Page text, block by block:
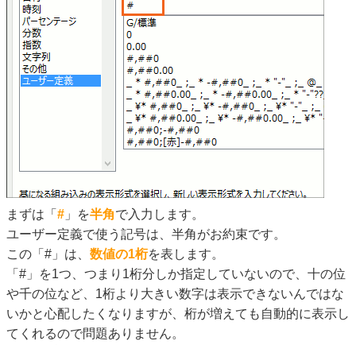
まずは「 # 」を半角で入力します。
ユーザー定義で使う記号は、半角がお約束です。
この「#」は、 数値の1桁を表します。
「#」を1つ、つまり1桁分しか指定していないので、十の位
や千の位など、1桁より大きい数字は表示できないんではな
いかと心配したくなりますが、桁が増えても自動的に表示し
てくれるので問題ありません。